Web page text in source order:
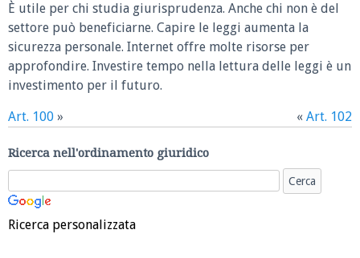
È utile per chi studia giurisprudenza. Anche chi non è del
settore può beneficiarne. Capire le leggi aumenta la
sicurezza personale. Internet offre molte risorse per
approfondire. Investire tempo nella lettura delle leggi è un
investimento per il futuro.
Art. 100 » « Art. 102
Ricerca nell'ordinamento giuridico
Ricerca personalizzata